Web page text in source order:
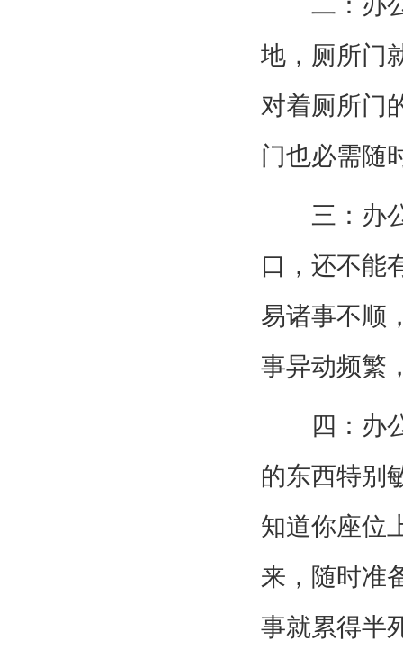
地，厕所门
对着厕所门
门也必需随
三：办公
口，还不能
易诸事不顺
事异动频繁
四：办公
的东西特别
知道你座位
来，随时准
事就累得半